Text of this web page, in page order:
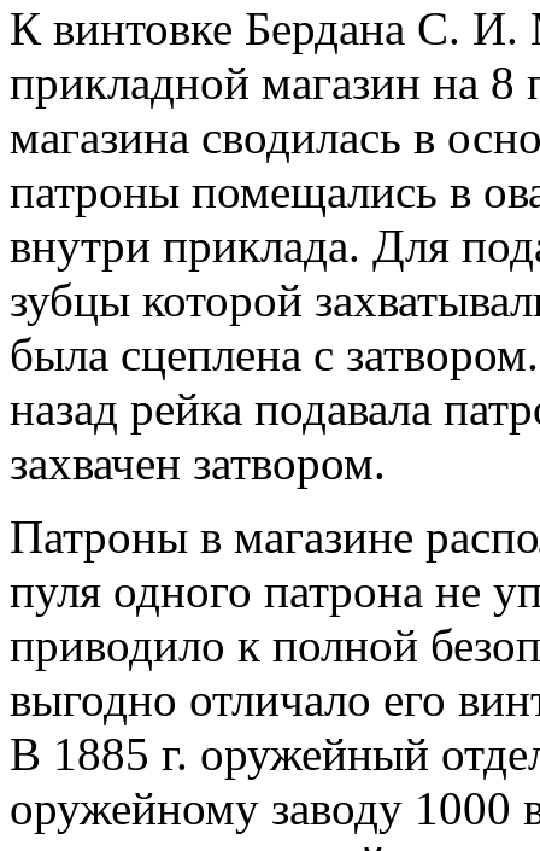
К винтовке Бердана С.
прикладной магазин на 8
магазина сводилась в
патроны помещались в
внутри приклада. Для
зубцы которой
была сцеплена с
назад рейка подавала
захвачен затвором.
Патроны в магазине
пуля одного патрона не
приводило к полной
выгодно отличало его
В 1885 г. оружейный
оружейному заводу 1000